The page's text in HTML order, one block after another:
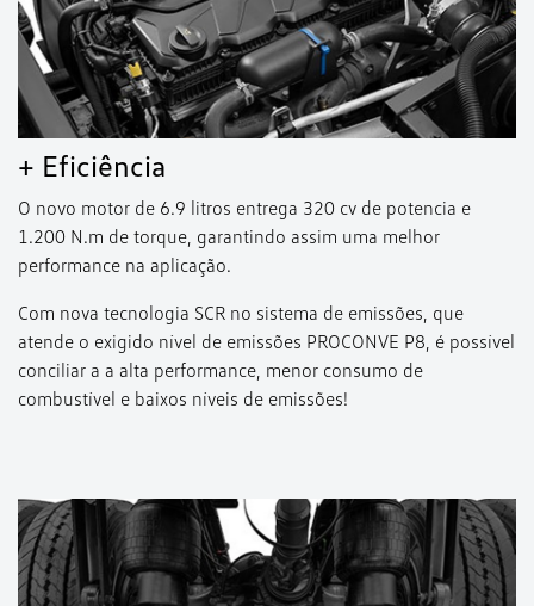
+ Eficiência
O novo motor de 6.9 litros entrega 320 cv de potencia e
1.200 N.m de torque, garantindo assim uma melhor
performance na aplicação.
Com nova tecnologia SCR no sistema de emissões, que
atende o exigido nível de emissões PROCONVE P8, é possível
conciliar a a alta performance, menor consumo de
combustível e baixos níveis de emissões!